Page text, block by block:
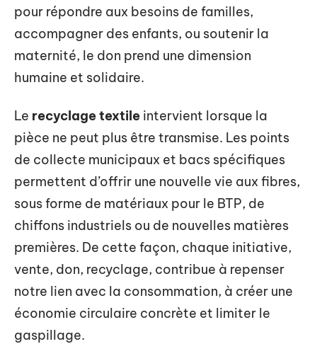
pour répondre aux besoins de familles,
accompagner des enfants, ou soutenir la
maternité, le don prend une dimension
humaine et solidaire.
Le recyclage textile intervient lorsque la
pièce ne peut plus être transmise. Les points
de collecte municipaux et bacs spécifiques
permettent d’offrir une nouvelle vie aux fibres,
sous forme de matériaux pour le BTP, de
chiffons industriels ou de nouvelles matières
premières. De cette façon, chaque initiative,
vente, don, recyclage, contribue à repenser
notre lien avec la consommation, à créer une
économie circulaire concrète et limiter le
gaspillage.